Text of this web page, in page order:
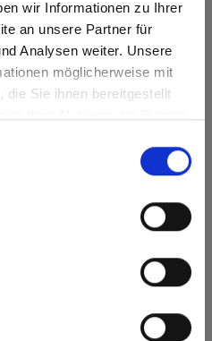
wir Informationen zu Ihrer
an unsere Partner für
Analysen weiter. Unsere
möglicherweise mit
die Sie ihnen bereitgestellt
Verenigde
Gemakkelijk schoon te
maken
Krasvast
Splintervrij snijden,